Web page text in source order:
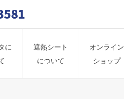
に
遮熱シート
について
オンライン
ショップ